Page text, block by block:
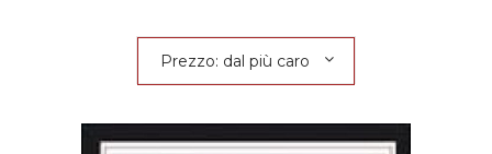
Prezzo: dal più caro